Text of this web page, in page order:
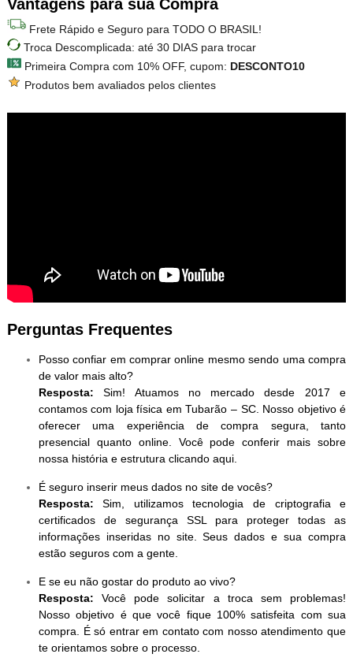
Vantagens para sua Compra
Frete Rápido e Seguro para TODO O BRASIL!
Troca Descomplicada: até 30 DIAS para trocar
Primeira Compra com 10% OFF, cupom: DESCONTO10
Produtos bem avaliados pelos clientes
Perguntas Frequentes
Posso confiar em comprar online mesmo sendo uma compra
de valor mais alto?
Resposta: Sim! Atuamos no mercado desde 2017 e
contamos com loja física em Tubarão – SC. Nosso objetivo é
oferecer uma experiência de compra segura, tanto
presencial quanto online. Você pode conferir mais sobre
nossa história e estrutura clicando aqui.
É seguro inserir meus dados no site de vocês?
Resposta: Sim, utilizamos tecnologia de criptografia e
certificados de segurança SSL para proteger todas as
informações inseridas no site. Seus dados e sua compra
estão seguros com a gente.
E se eu não gostar do produto ao vivo?
Resposta: Você pode solicitar a troca sem problemas!
Nosso objetivo é que você fique 100% satisfeita com sua
compra. É só entrar em contato com nosso atendimento que
te orientamos sobre o processo.